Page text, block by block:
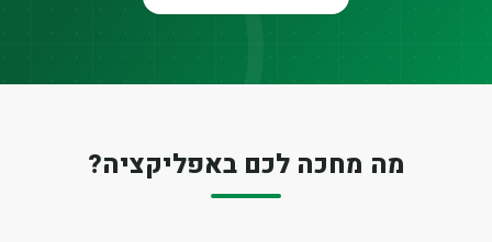
מה מחכה לכם באפליקציה?